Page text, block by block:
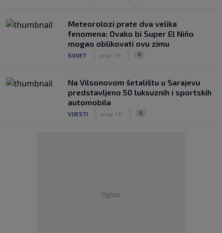
Meteorolozi prate dva velika
fenomena: Ovako bi Super El Niño
mogao oblikovati ovu zimu
SVIJET prije 1 h 0
Na Vilsonovom šetalištu u Sarajevu
predstavljeno 50 luksuznih i sportskih
automobila
VIJESTI prije 1 h 0
Oglas